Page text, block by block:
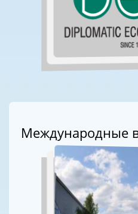
Международные